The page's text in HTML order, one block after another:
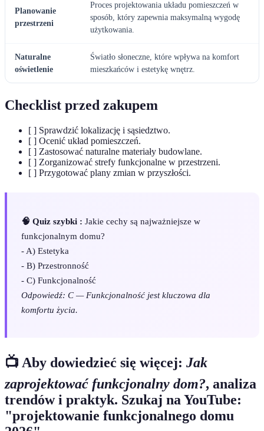
Planowanie
przestrzeni
Proces projektowania układu pomieszczeń w
sposób, który zapewnia maksymalną wygodę
użytkowania.
Naturalne
oświetlenie
Światło słoneczne, które wpływa na komfort
mieszkańców i estetykę wnętrz.
Checklist przed zakupem
[ ] Sprawdzić lokalizację i sąsiedztwo.
[ ] Ocenić układ pomieszczeń.
[ ] Zastosować naturalne materiały budowlane.
[ ] Zorganizować strefy funkcjonalne w przestrzeni.
[ ] Przygotować plany zmian w przyszłości.
🧠 Quiz szybki : Jakie cechy są najważniejsze w
funkcjonalnym domu?
- A) Estetyka
- B) Przestronność
- C) Funkcjonalność
Odpowiedź: C — Funkcjonalność jest kluczowa dla
komfortu życia.
📺 Aby dowiedzieć się więcej: Jak
zaprojektować funkcjonalny dom?, analiza
trendów i praktyk. Szukaj na YouTube:
"projektowanie funkcjonalnego domu